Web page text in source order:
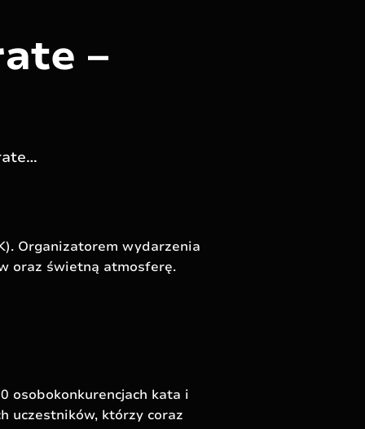
–
Organizatorem wydarzenia
oraz świetną atmosferę.
osobokonkurencjach kata i
uczestników, którzy coraz